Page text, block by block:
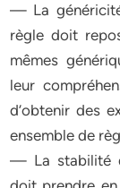
— La
règle doit
mêmes
leur
d’obtenir des
ensemble de
— La stabilité